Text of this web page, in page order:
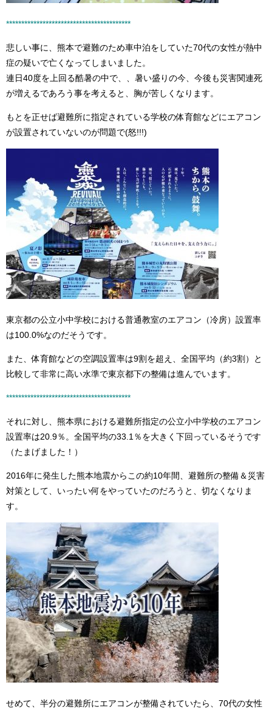
*****************************************
悲しい事に、熊本で避難のため車中泊をしていた70代の女性が熱中
症の疑いで亡くなってしまいました。
連日40度を上回る酷暑の中で、、暑い盛りの今、今後も災害関連死
が増えるであろう事を考えると、胸が苦しくなります。
もとを正せば避難所に指定されている学校の体育館などにエアコン
が設置されていないのが問題で(怒!!!)
東京都の公立小中学校における普通教室のエアコン（冷房）設置率
は100.0%なのだそうです。
また、体育館などの空調設置率は9割を超え、全国平均（約3割）と
比較して非常に高い水準で東京都下の整備は進んでいます。
*****************************************
それに対し、熊本県における避難所指定の公立小中学校のエアコン
設置率は20.9％。全国平均の33.1％を大きく下回っているそうです
（たまげました！）
2016年に発生した熊本地震からこの約10年間、避難所の整備＆災害
対策として、いったい何をやっていたのだろうと、切なくなりま
す。
せめて、半分の避難所にエアコンが整備されていたら、70代の女性